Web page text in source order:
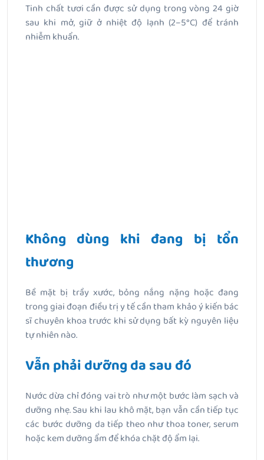
Tinh chất tươi cần được sử dụng trong vòng 24 giờ
sau khi mở, giữ ở nhiệt độ lạnh (2–5°C) để tránh
nhiễm khuẩn.
Không dùng khi đang bị tổn
thương
Bề mặt bị trầy xước, bỏng nắng nặng hoặc đang
trong giai đoạn điều trị y tế cần tham khảo ý kiến bác
sĩ chuyên khoa trước khi sử dụng bất kỳ nguyên liệu
tự nhiên nào.
Vẫn phải dưỡng da sau đó
Nước dừa chỉ đóng vai trò như một bước làm sạch và
dưỡng nhẹ. Sau khi lau khô mặt, bạn vẫn cần tiếp tục
các bước dưỡng da tiếp theo như thoa toner, serum
hoặc kem dưỡng ẩm để khóa chặt độ ẩm lại.